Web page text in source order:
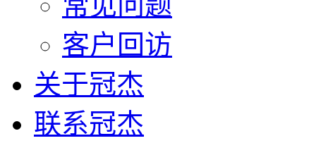
客户回访
关于冠杰
联系冠杰